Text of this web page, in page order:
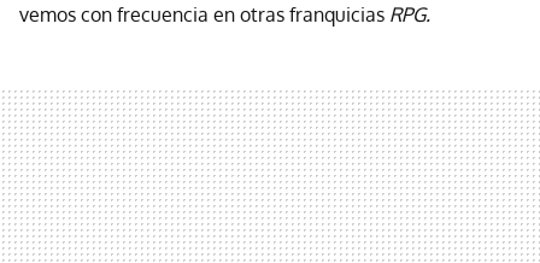
vemos con frecuencia en otras franquicias RPG.